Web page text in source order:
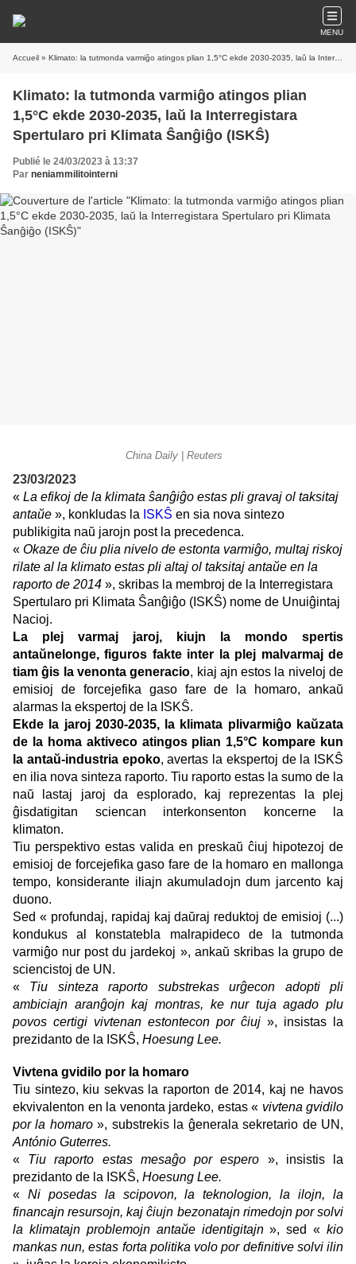
MENU
Accueil » Klimato: la tutmonda varmiĝo atingos plian 1,5°C ekde 2030-2035, laŭ la Interregistara Spertularo pri Klimata Ŝanĝiĝo (ISKŜ)
Klimato: la tutmonda varmiĝo atingos plian
1,5°C ekde 2030-2035, laŭ la Interregistara
Spertularo pri Klimata Ŝanĝiĝo (ISKŜ)
Publié le 24/03/2023 à 13:37
Par neniammilitointerni
China Daily | Reuters
23/03/2023
« La efikoj de la klimata ŝanĝiĝo estas pli gravaj ol taksitaj
antaŭe », konkludas la ISKŜ en sia nova sintezo
publikigita naŭ jarojn post la precedenca.
« Okaze de ĉiu plia nivelo de estonta varmiĝo, multaj riskoj
rilate al la klimato estas pli altaj ol taksitaj antaŭe en la
raporto de 2014 », skribas la membroj de la Interregistara
Spertularo pri Klimata Ŝanĝiĝo (ISKŜ) nome de Unuiĝintaj
Nacioj.
La plej varmaj jaroj, kiujn la mondo spertis
antaŭnelonge, figuros fakte inter la plej malvarmaj de
tiam ĝis la venonta generacio, kiaj ajn estos la niveloj de
emisioj de forcejefika gaso fare de la homaro, ankaŭ
alarmas la ekspertoj de la ISKŜ.
Ekde la jaroj 2030-2035, la klimata plivarmiĝo kaŭzata
de la homa aktiveco atingos plian 1,5°C kompare kun
la antaŭ-industria epoko, avertas la ekspertoj de la ISKŜ
en ilia nova sinteza raporto. Tiu raporto estas la sumo de la
naŭ lastaj jaroj da esplorado, kaj reprezentas la plej
ĝisdatigitan sciencan interkonsenton koncerne la
klimaton.
Tiu perspektivo estas valida en preskaŭ ĉiuj hipotezoj de
emisioj de forcejefika gaso fare de la homaro en mallonga
tempo, konsiderante iliajn akumuladojn dum jarcento kaj
duono.
Sed « profundaj, rapidaj kaj daŭraj reduktoj de emisioj (...)
kondukus al konstatebla malrapideco de la tutmonda
varmiĝo nur post du jardekoj », ankaŭ skribas la grupo de
sciencistoj de UN.
« Tiu sinteza raporto substrekas urĝecon adopti pli
ambiciajn aranĝojn kaj montras, ke nur tuja agado plu
povos certigi vivtenan estontecon por ĉiuj », insistas la
prezidanto de la ISKŜ, Hoesung Lee.
Vivtena gvidilo por la homaro
Tiu sintezo, kiu sekvas la raporton de 2014, kaj ne havos
ekvivalenton en la venonta jardeko, estas « vivtena gvidilo
por la homaro», substrekis la ĝenerala sekretario de UN,
António Guterres.
« Tiu raporto estas mesaĝo por espero », insistis la
prezidanto de la ISKŜ, Hoesung Lee.
« Ni posedas la scipovon, la teknologion, la ilojn, la
financajn resursojn, kaj ĉiujn bezonatajn rimedojn por solvi
la klimatajn problemojn antaŭe identigitajn», sed « kio
mankas nun, estas forta politika volo por definitive solvi ilin